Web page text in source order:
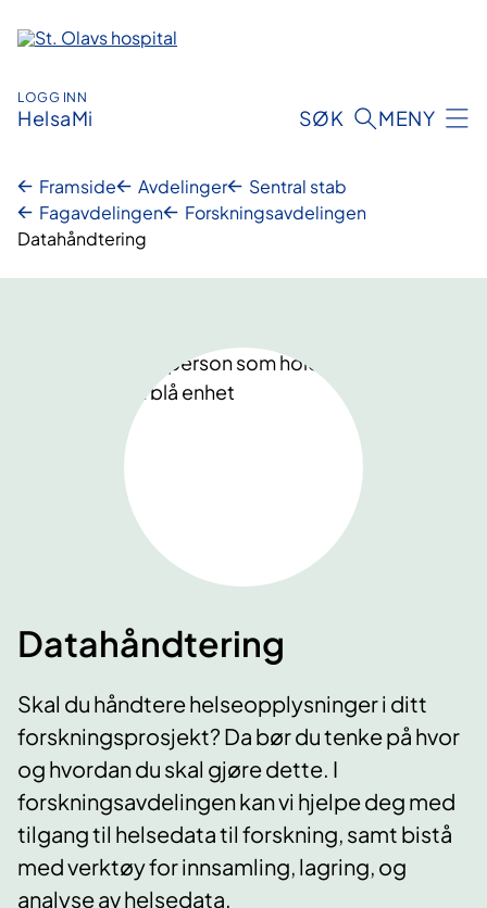
innhold
LOGG INN
HelsaMi SØK MENY
Framside Avdelinger
Sentral stab
Fagavdelingen
Forskningsavdelingen
Datahåndtering
Datahåndtering
Skal du håndtere helseopplysninger i ditt
forskningsprosjekt? Da bør du tenke på hvor
og hvordan du skal gjøre dette. I
forskningsavdelingen kan vi hjelpe deg med
tilgang til helsedata til forskning, samt bistå
med verktøy for innsamling, lagring, og
analyse av helsedata.